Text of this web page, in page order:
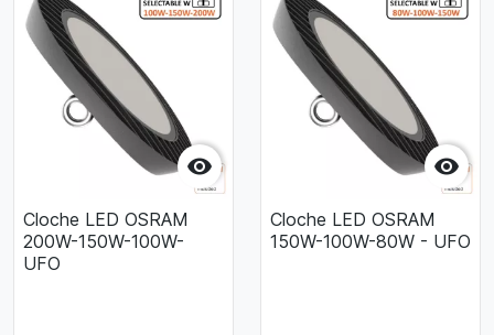

Cloche LED OSRAM
200W-150W-100W-
UFO

Cloche LED OSRAM
150W-100W-80W - UFO